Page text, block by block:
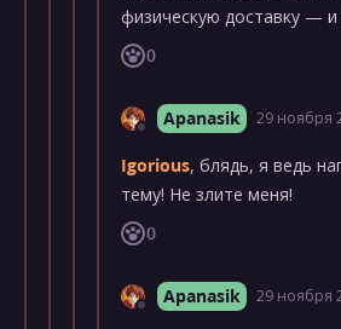
физическую доставку — и
0
Apanasik 29 ноября
Igorious, блядь, я ведь
тему! Не злите меня!
0
Apanasik 29 ноября